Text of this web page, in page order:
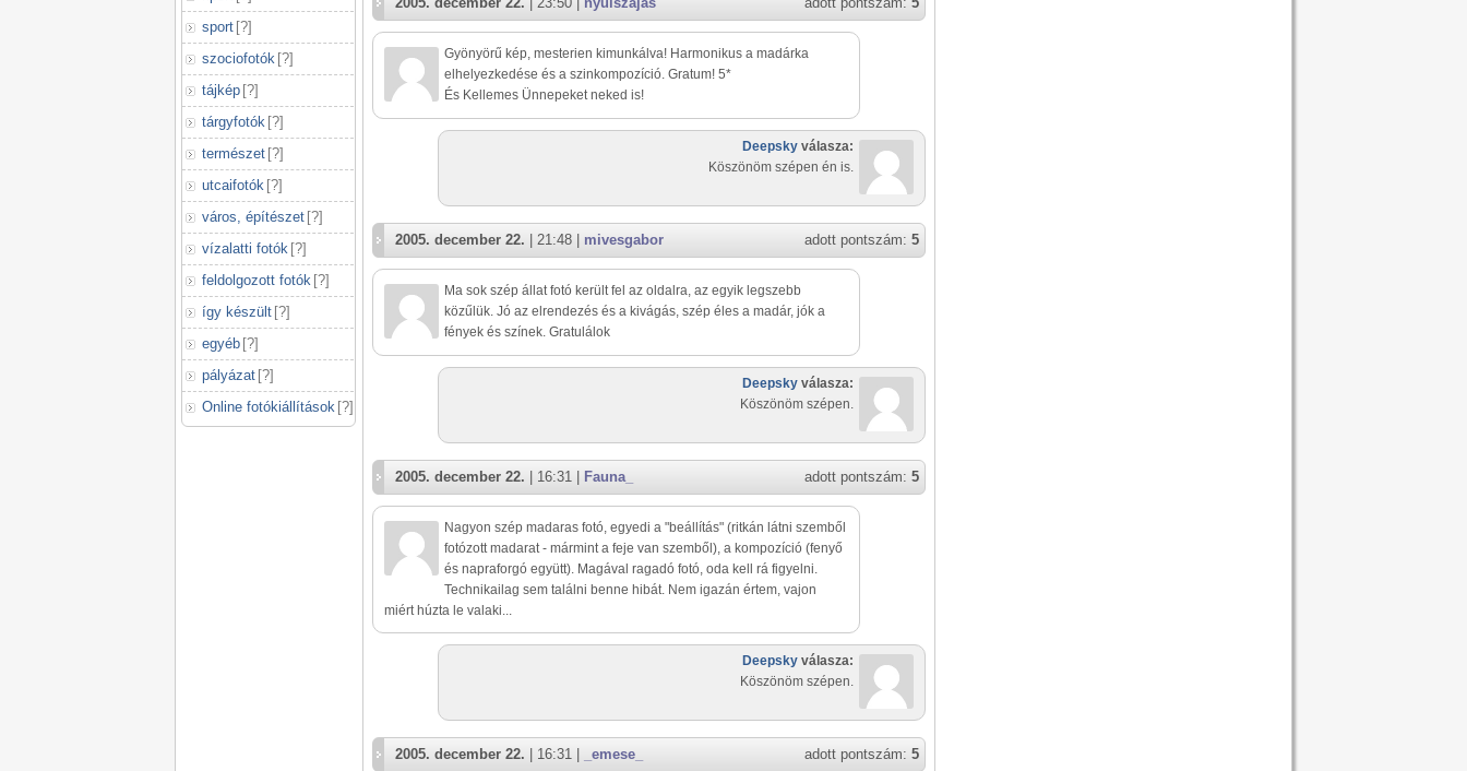
sport [?]
szociofotók [?]
tájkép [?]
tárgyfotók [?]
természet [?]
utcaifotók [?]
város, építészet [?]
vízalatti fotók [?]
feldolgozott fotók [?]
így készült [?]
egyéb [?]
pályázat [?]
Online fotókiállítások [?]
Gyönyörű kép, mesterien kimunkálva! Harmonikus a madárka
elhelyezkedése és a szinkompozíció. Gratum! 5*
És Kellemes Ünnepeket neked is!
Deepsky válasza:
Köszönöm szépen én is.
adott pontszám: 5
2005. december 22. | 21:48 | mivesgabor
Ma sok szép állat fotó került fel az oldalra, az egyik legszebb
közűlük. Jó az elrendezés és a kivágás, szép éles a madár, jók a
fények és színek. Gratulálok
Deepsky válasza:
Köszönöm szépen.
adott pontszám: 5
2005. december 22. | 16:31 | Fauna_
Nagyon szép madaras fotó, egyedi a "beállítás" (ritkán látni szemből
fotózott madarat - mármint a feje van szemből), a kompozíció (fenyő
és napraforgó együtt). Magával ragadó fotó, oda kell rá figyelni.
Technikailag sem találni benne hibát. Nem igazán értem, vajon
miért húzta le valaki...
Deepsky válasza:
Köszönöm szépen.
adott pontszám: 5
2005. december 22. | 16:31 | _emese_